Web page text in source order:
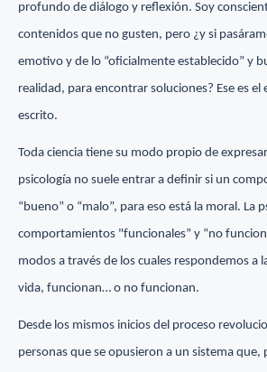
profundo de diálogo y reflexión. Soy
contenidos que no gusten, pero ¿y si
emotivo y de lo “oficialmente establecido” y
realidad, para encontrar soluciones? Ese es el
escrito.
Toda ciencia tiene su modo propio de
psicología no suele entrar a definir si un
“bueno” o “malo”, para eso está la moral. La
comportamientos "funcionales” y “no
modos a través de los cuales respondemos a
vida, funcionan… o no funcionan.
Desde los mismos inicios del proceso
personas que se opusieron a un sistema que,